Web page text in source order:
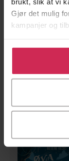
Gjør det mulig
kampanjer og
Klikk på «Godta
bruke cookies
tilpasse ditt
393,-
Enken